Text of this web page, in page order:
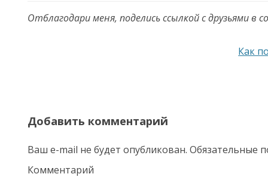
Отблагодари меня, поделись ссылкой с друзьями в
Как
Добавить комментарий
Ваш e-mail не будет опубликован. Обязательные
Комментарий